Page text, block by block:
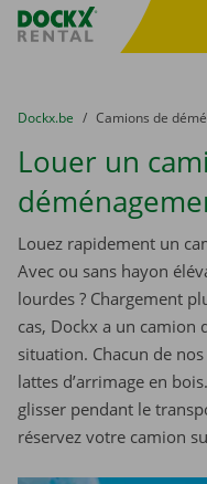
sitename
You are here:
du
Dockx.be to
Camions de
Louer un
Louez rapidement un
Avec ou sans hayon
lourdes ? Chargement
cas, Dockx a un camion
situation. Chacun de
lattes d’arrimage en
glisser pendant le
réservez votre camion